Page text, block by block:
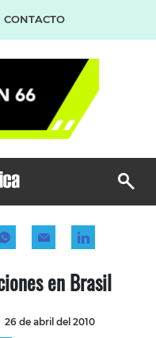
CONTACTO
en Brasil
26 de abril del 2010